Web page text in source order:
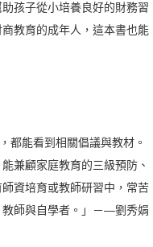
孩子從小培養良好的財務習
教育的成年人，這本書也能
都能看到相關倡議與教材。
兼顧家庭教育的三級預防、
資培育或教師研習中，常苦
教師與自學者。」－—劉秀娟